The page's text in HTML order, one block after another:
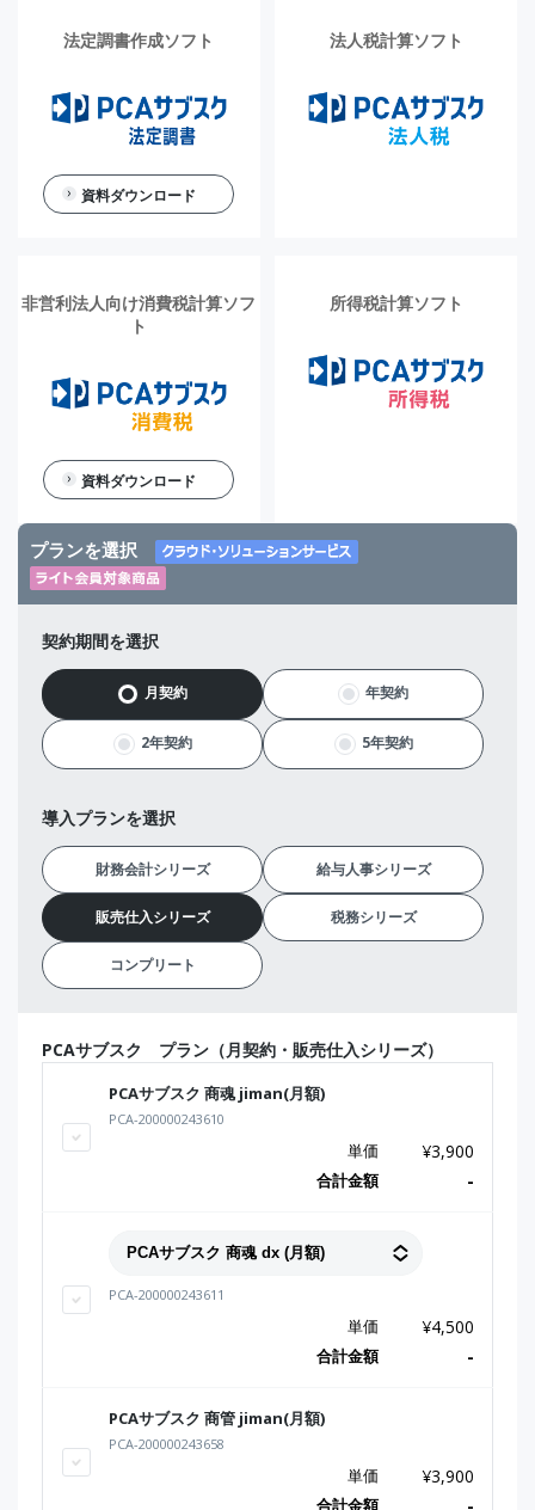
法定調書作成ソフト
資料ダウンロード
法人税計算ソフト
非営利法人向け消費税計算ソフ
ト
資料ダウンロード
所得税計算ソフト
プランを選択
契約期間を選択
月契約 年契約
2年契約 5年契約
導入プランを選択
財務会計シリーズ 給与人事シリーズ
販売仕入シリーズ 税務シリーズ
コンプリート
PCAサブスク プラン（月契約・販売仕入シリーズ）
PCAサブスク 商魂 jiman(月額)
PCA-200000243610
単価 ¥3,900
合計金額 -
PCA-200000243611
単価 ¥4,500
合計金額 -
PCAサブスク 商管 jiman(月額)
PCA-200000243658
単価 ¥3,900
合計金額